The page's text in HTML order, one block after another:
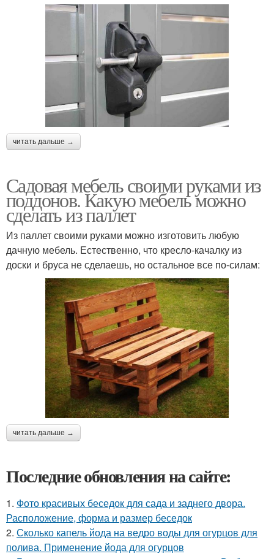
читать дальше →
Садовая мебель своими руками из
поддонов. Какую мебель можно
сделать из паллет
Из паллет своими руками можно изготовить любую
дачную мебель. Естественно, что кресло-качалку из
доски и бруса не сделаешь, но остальное все по-силам:
читать дальше →
Последние обновления на сайте:
1. Фото красивых беседок для сада и заднего двора.
Расположение, форма и размер беседок
2. Сколько капель йода на ведро воды для огурцов для
полива. Применение йода для огурцов